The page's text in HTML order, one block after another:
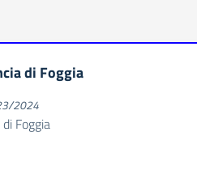
di Foggia
2024
Foggia